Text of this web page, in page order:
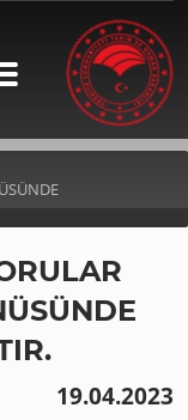
19.04.2023